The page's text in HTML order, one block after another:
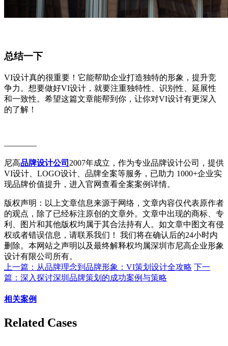
总结一下
VI设计真的很重要！它能帮助企业打造独特的形象，提升竞
争力。想要做好VI设计，就要注重独特性、识别性、延展性
和一致性。希望这篇文章能帮到你，让你对VI设计有更深入
的了解！
————
尼高品牌设计公司 2007年成立，作为专业品牌设计公司，提供
VI设计、LOGO设计、品牌全案等服务，已助力 1000+企业实
现品牌价值提升，进入官网查看全案案例详情。
版权声明：以上文章信息来源于网络，文章内容仅代表原作者
的观点，除了已经标注原创的文章外。文章中出现的商标、专
利、图片和其他版权均属于其合法持有人。如文章中图文有侵
权或者错误信息，请联系我们！ 我们将在确认后的24小时内
删除。本网站之声明以及最终解释权均属深圳市尼高企业形象
设计有限公司所有。
上一篇：从品牌理念到品牌形象：VI策划设计全攻略 下一
篇：深入探讨深圳品牌策划的成功案例与策略‌
相关案例
Related Cases